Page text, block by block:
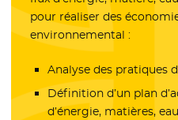
pour réaliser des
environnemental :
Analyse des pratiques
Définition d’un plan
d’énergie, matières,